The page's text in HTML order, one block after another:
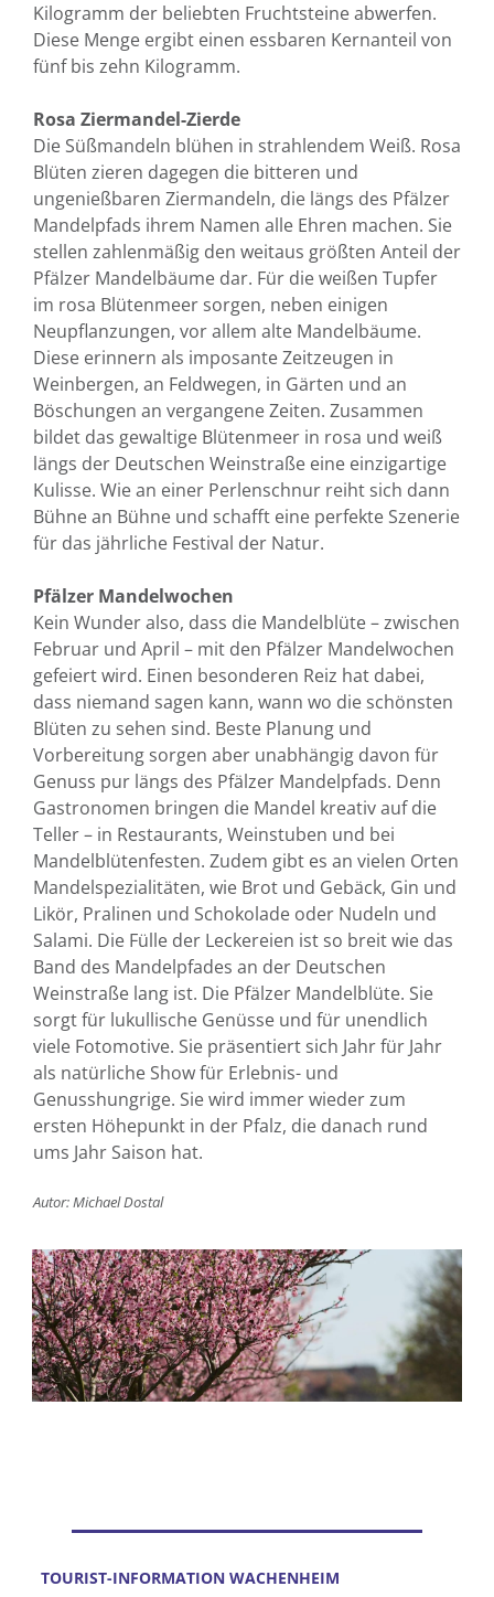
Kilogramm der beliebten Fruchtsteine abwerfen.
Diese Menge ergibt einen essbaren Kernanteil von
fünf bis zehn Kilogramm.
Rosa Ziermandel-Zierde
Die Süßmandeln blühen in strahlendem Weiß. Rosa
Blüten zieren dagegen die bitteren und
ungenießbaren Ziermandeln, die längs des Pfälzer
Mandelpfads ihrem Namen alle Ehren machen. Sie
stellen zahlenmäßig den weitaus größten Anteil der
Pfälzer Mandelbäume dar. Für die weißen Tupfer
im rosa Blütenmeer sorgen, neben einigen
Neupflanzungen, vor allem alte Mandelbäume.
Diese erinnern als imposante Zeitzeugen in
Weinbergen, an Feldwegen, in Gärten und an
Böschungen an vergangene Zeiten. Zusammen
bildet das gewaltige Blütenmeer in rosa und weiß
längs der Deutschen Weinstraße eine einzigartige
Kulisse. Wie an einer Perlenschnur reiht sich dann
Bühne an Bühne und schafft eine perfekte Szenerie
für das jährliche Festival der Natur.
Pfälzer Mandelwochen
Kein Wunder also, dass die Mandelblüte – zwischen
Februar und April – mit den Pfälzer Mandelwochen
gefeiert wird. Einen besonderen Reiz hat dabei,
dass niemand sagen kann, wann wo die schönsten
Blüten zu sehen sind. Beste Planung und
Vorbereitung sorgen aber unabhängig davon für
Genuss pur längs des Pfälzer Mandelpfads. Denn
Gastronomen bringen die Mandel kreativ auf die
Teller – in Restaurants, Weinstuben und bei
Mandelblütenfesten. Zudem gibt es an vielen Orten
Mandelspezialitäten, wie Brot und Gebäck, Gin und
Likör, Pralinen und Schokolade oder Nudeln und
Salami. Die Fülle der Leckereien ist so breit wie das
Band des Mandelpfades an der Deutschen
Weinstraße lang ist. Die Pfälzer Mandelblüte. Sie
sorgt für lukullische Genüsse und für unendlich
viele Fotomotive. Sie präsentiert sich Jahr für Jahr
als natürliche Show für Erlebnis- und
Genusshungrige. Sie wird immer wieder zum
ersten Höhepunkt in der Pfalz, die danach rund
ums Jahr Saison hat.
Autor: Michael Dostal
TOURIST-INFORMATION WACHENHEIM